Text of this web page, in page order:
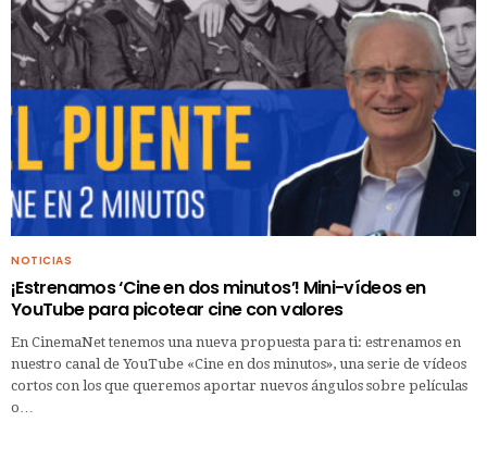
NOTICIAS
¡Estrenamos ‘Cine en dos minutos’! Mini-vídeos en
YouTube para picotear cine con valores
En CinemaNet tenemos una nueva propuesta para ti: estrenamos en
nuestro canal de YouTube «Cine en dos minutos», una serie de vídeos
cortos con los que queremos aportar nuevos ángulos sobre películas
o…